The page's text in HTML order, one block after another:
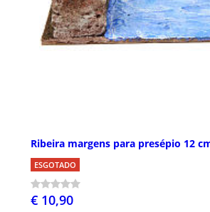
Ribeira margens para presépio 12
ESGOTADO
€ 10,90